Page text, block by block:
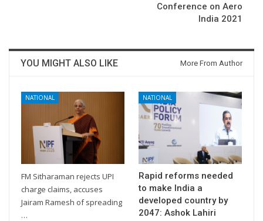
Conference on Aero
India 2021
YOU MIGHT ALSO LIKE More From Author
NATIONAL
FM Sitharaman rejects UPI
charge claims, accuses
Jairam Ramesh of spreading
…
NATIONAL
Rapid reforms needed
to make India a
developed country by
2047: Ashok Lahiri